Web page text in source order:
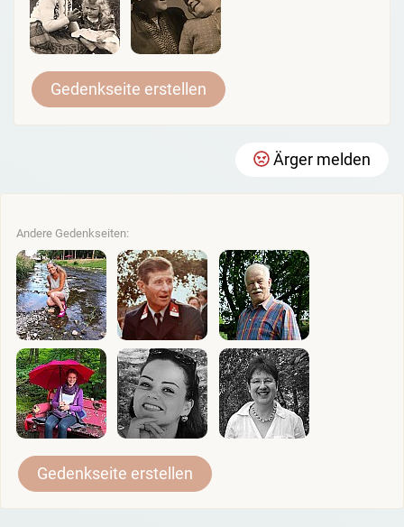
Gedenkseite erstellen
Ärger melden
Andere Gedenkseiten:
Gedenkseite erstellen